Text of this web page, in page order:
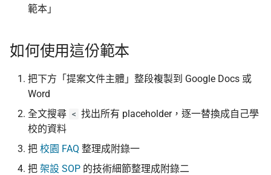
用 AI 工作時怎麼避免
範本」
如何使用這份範本
把下方「提案文件主體」整段複製到 Google Docs 或
Word
全文搜尋 < 找出所有 placeholder，逐一替換成自己學
校的資料
把 校園 FAQ 整理成附錄一
把 架設 SOP 的技術細節整理成附錄二